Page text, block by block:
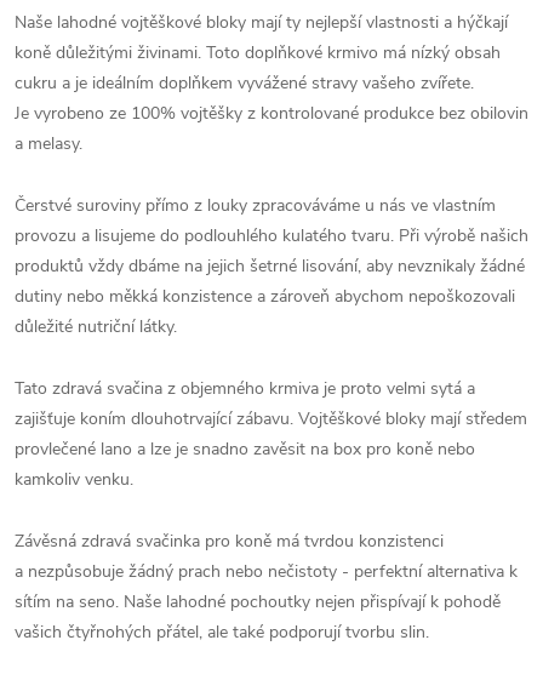
Naše lahodné vojtěškové bloky mají ty nejlepší vlastnosti a hýčkají
koně důležitými živinami. Toto doplňkové krmivo má nízký obsah
cukru a je ideálním doplňkem vyvážené stravy vašeho zvířete.
Je vyrobeno ze 100% vojtěšky z kontrolované produkce bez obilovin
a melasy.
Čerstvé suroviny přímo z louky zpracováváme u nás ve vlastním
provozu a lisujeme do podlouhlého kulatého tvaru. Při výrobě našich
produktů vždy dbáme na jejich šetrné lisování, aby nevznikaly žádné
dutiny nebo měkká konzistence a zároveň abychom nepoškozovali
důležité nutriční látky.
Tato zdravá svačina z objemného krmiva je proto velmi sytá a
zajišťuje koním dlouhotrvající zábavu. Vojtěškové bloky mají středem
provlečené lano a lze je snadno zavěsit na box pro koně nebo
kamkoliv venku.
Závěsná zdravá svačinka pro koně má tvrdou konzistenci
a nezpůsobuje žádný prach nebo nečistoty - perfektní alternativa k
sítím na seno. Naše lahodné pochoutky nejen přispívají k pohodě
vašich čtyřnohých přátel, ale také podporují tvorbu slin.